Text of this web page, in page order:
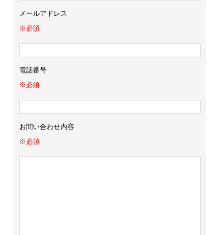
メールアドレス
※必須
電話番号
※必須
お問い合わせ内容
※必須